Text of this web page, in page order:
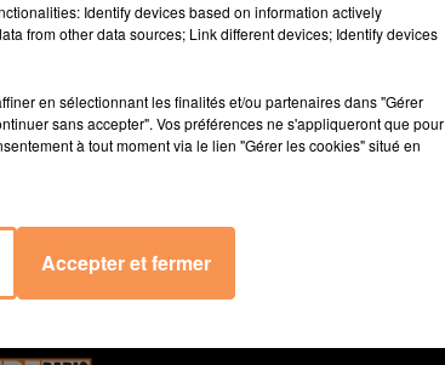
4
Identify devices based on information actively
from other data sources; Link different devices; Identify devices
en sélectionnant les finalités et/ou partenaires dans "Gérer
sans accepter". Vos préférences ne s'appliqueront que pour
à tout moment via le lien "Gérer les cookies" situé en
Accepter et fermer